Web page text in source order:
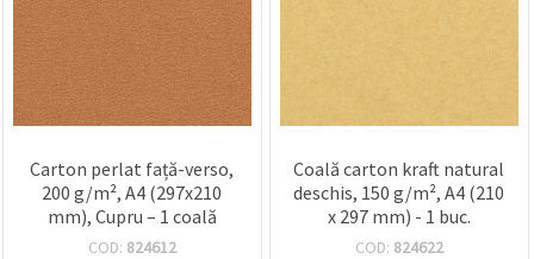
Carton perlat față-verso,
200 g/m², A4 (297x210
mm), Cupru – 1 coală
COD: 824612
Coală carton kraft natural
deschis, 150 g/m², A4 (210
x 297 mm) - 1 buc.
COD: 824622